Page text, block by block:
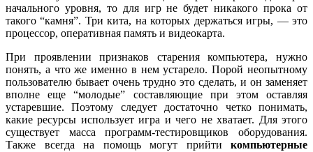
начального уровня, то для игр не будет никакого прока от
такого “камня”. Три кита, на которых держаться игры, — это
процессор, оперативная память и видеокарта.
При проявлении признаков старения компьютера, нужно
понять, а что же именно в нем устарело. Порой неопытному
пользователю бывает очень трудно это сделать, и он заменяет
вполне еще “молодые” составляющие при этом оставляя
устаревшие. Поэтому следует достаточно четко понимать,
какие ресурсы использует игра и чего не хватает. Для этого
существует масса программ-тестировщиков оборудования.
Также всегда на помощь могут прийти компьютерные